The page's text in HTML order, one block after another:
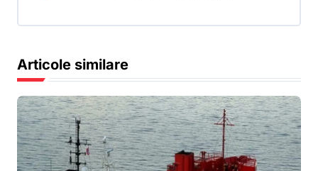
r
t
i
c
o
Articole similare